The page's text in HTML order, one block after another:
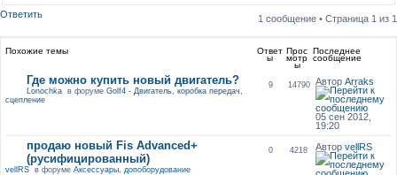
Ответить 1 сообщение • Страница 1 из 1
Похожие темы Ответ
ы
Прос
мотр
ы
Последнее
сообщение
Где можно купить новый двигатель?
Lonochkaв форуме Golf4 - Двигатель, коробка передач,
сцепление
9 14790 АвторArraks
05 сен 2012,
19:20
продаю новый Fis Advanced+
(русифицированный)
vellRSв форуме Аксессуары, допоборудование
0 4218 АвторvellRS